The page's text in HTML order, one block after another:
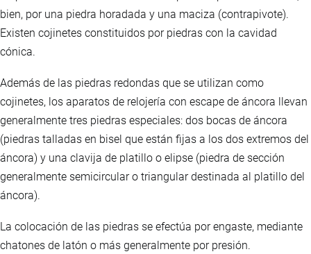
bien, por una piedra horadada y una maciza (contrapivote).
Existen cojinetes constituidos por piedras con la cavidad
cónica.
Además de las piedras redondas que se utilizan como
cojinetes, los aparatos de relojería con escape de áncora llevan
generalmente tres piedras especiales: dos bocas de áncora
(piedras talladas en bisel que están fijas a los dos extremos del
áncora) y una clavija de platillo o elipse (piedra de sección
generalmente semicircular o triangular destinada al platillo del
áncora).
La colocación de las piedras se efectúa por engaste, mediante
chatones de latón o más generalmente por presión.